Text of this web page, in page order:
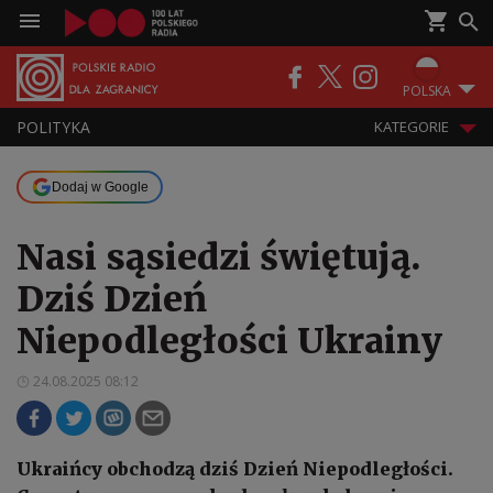
POLSKA
POLITYKA KATEGORIE
Dodaj w Google
Nasi sąsiedzi świętują.
Dziś Dzień
Niepodległości Ukrainy
24.08.2025 08:12
Ukraińcy obchodzą dziś Dzień Niepodległości.